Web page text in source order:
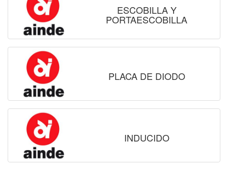
ESCOBILLA Y
PORTAESCOBILLA
PLACA DE DIODO
INDUCIDO